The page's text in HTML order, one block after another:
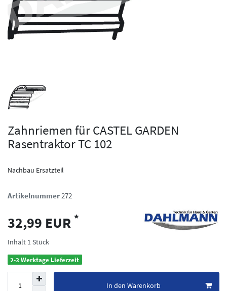
Zahnriemen für CASTEL GARDEN
Rasentraktor TC 102
Nachbau Ersatzteil
Artikelnummer272
32,99 EUR *
Inhalt 1 Stück
2-3 Werktage Lieferzeit
In den Warenkorb